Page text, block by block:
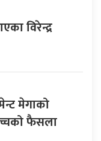
विरेन्द्र
मेगाको
फैसला